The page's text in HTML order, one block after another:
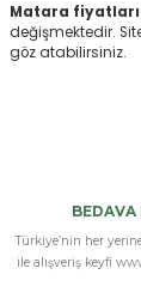
Matara fiyatları
değişmektedir.
göz atabilirsiniz.
BEDAVA
Türkiye’nin her
ile alışveriş keyfi